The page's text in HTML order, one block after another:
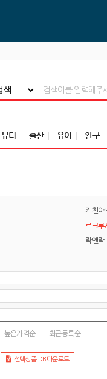
뷰티 출산 유아 완구
키친아
르크루
락앤락
높은가격순 최근등록순
선택상품 DB다운로드